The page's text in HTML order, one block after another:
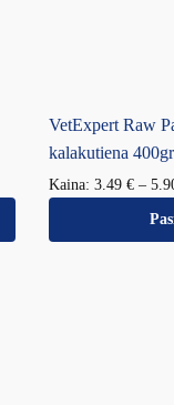
VetExpert Raw
kalakutiena
Kaina: 3.49 € –